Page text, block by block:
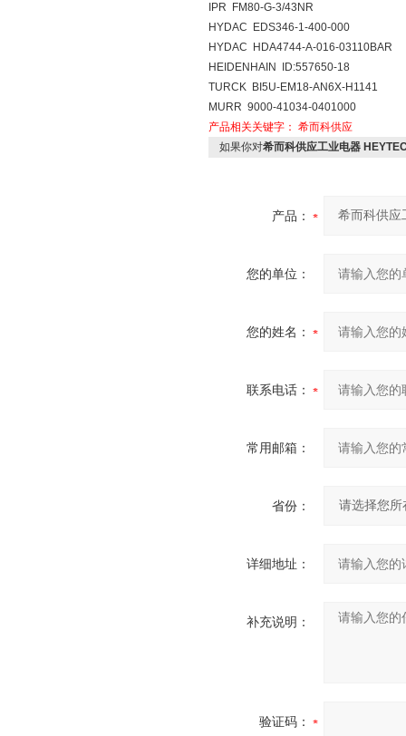
IPR FM80-G-3/43NR
HYDAC EDS346-1-400-000
HYDAC HDA4744-A-016-03110BAR
HEIDENHAIN ID:557650-18
TURCK BI5U-EM18-AN6X-H1141
MURR 9000-41034-0401000
产品相关关键字： 希而科供应
如果你对希而科供应工业电器
产品：
您的单位：
您的姓名：
联系电话：
常用邮箱：
省份：
详细地址：
补充说明：
验证码：